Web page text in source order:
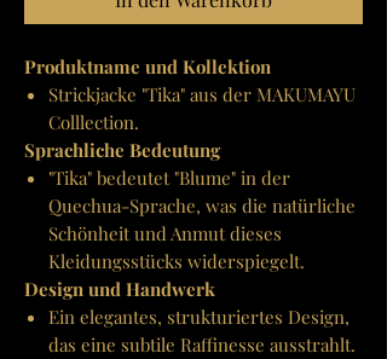
Produktname und Kollektion
Strickjacke "Tika" aus der MAKUMAYU
Colllection.
Sprachliche Bedeutung
"Tika" bedeutet "Blume" in der
Quechua-Sprache, was die natürliche
Schönheit und Anmut dieses
Kleidungsstücks widerspiegelt.
Design und Handwerk
Ein elegantes, strukturiertes Design,
das eine subtile Raffinesse ausstrahlt.